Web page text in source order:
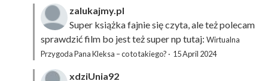
zalukajmy.pl
Super książka fajnie się czyta, ale też polecam
sprawdzić film bo jest też super np tutaj: Wirtualna
Przygoda Pana Kleksa – co to takiego? · 15 April 2024
xdziUnia92